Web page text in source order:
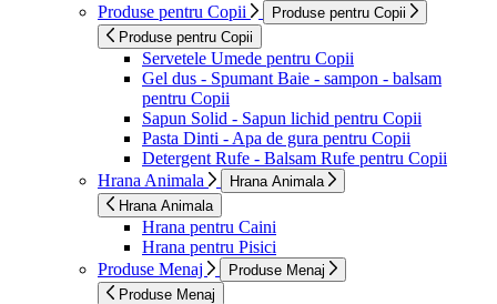
Produse pentru Copii
Produse pentru Copii
Produse pentru Copii
Servetele Umede pentru Copii
Gel dus - Spumant Baie - sampon - balsam
pentru Copii
Sapun Solid - Sapun lichid pentru Copii
Pasta Dinti - Apa de gura pentru Copii
Detergent Rufe - Balsam Rufe pentru Copii
Hrana Animala
Hrana Animala
Hrana Animala
Hrana pentru Caini
Hrana pentru Pisici
Produse Menaj
Produse Menaj
Produse Menaj